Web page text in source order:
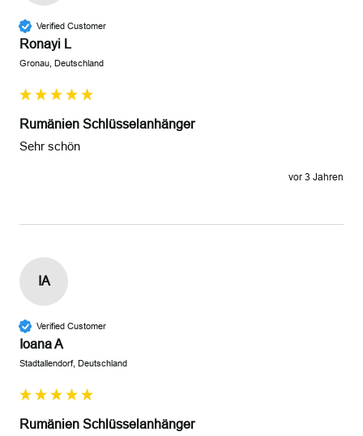
Verified Customer
Ronayi L
Gronau, Deutschland
Rumänien Schlüsselanhänger
Sehr schön
vor 3 Jahren
IA
Verified Customer
Ioana A
Stadtallendorf, Deutschland
Rumänien Schlüsselanhänger